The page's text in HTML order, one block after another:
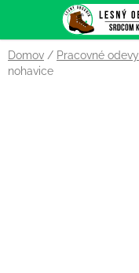
obsah
Domov / Pracovné odevy
nohavice